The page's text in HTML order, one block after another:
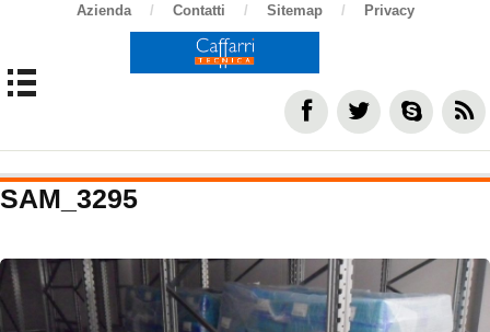
Azienda / Contatti / Sitemap / Privacy
SAM_3295